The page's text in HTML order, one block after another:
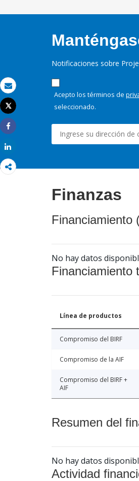
Correo electrónico
Imprimir
Tweet
Share
Notificaciones sobre
Acepto los términos de
seleccionado.
Finanzas
Financiamiento
No hay datos
Financiamiento
Línea de productos
Compromiso del BIRF
Compromiso de la AIF
Compromiso del BIRF +
AIF
Resumen del
No hay datos
Actividad